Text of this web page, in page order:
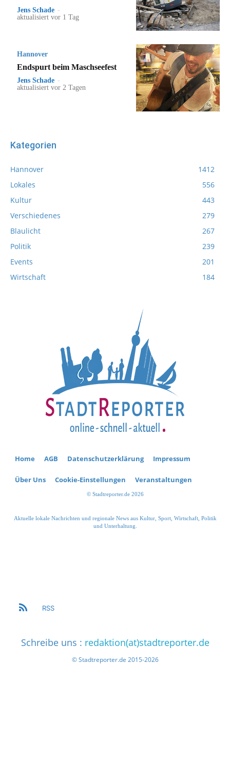
Jens Schade -
aktualisiert vor 1 Tag
Hannover
Endspurt beim Maschseefest
Jens Schade -
aktualisiert vor 2 Tagen
Kategorien
Hannover
1412
Lokales
556
Kultur
443
Verschiedenes
279
Blaulicht
267
Politik
239
Events
201
Wirtschaft
184
Home AGB Datenschutzerklärung Impressum
Über Uns Cookie-Einstellungen Veranstaltungen
© Stadtreporter.de 2026
Aktuelle lokale Nachrichten und regionale News aus Kultur, Sport, Wirtschaft, Politik
und Unterhaltung.
RSS
Schreibe uns : redaktion(at)stadtreporter.de
© Stadtreporter.de 2015-2026